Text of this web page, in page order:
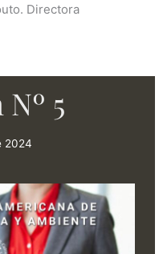
Directora
5
2024